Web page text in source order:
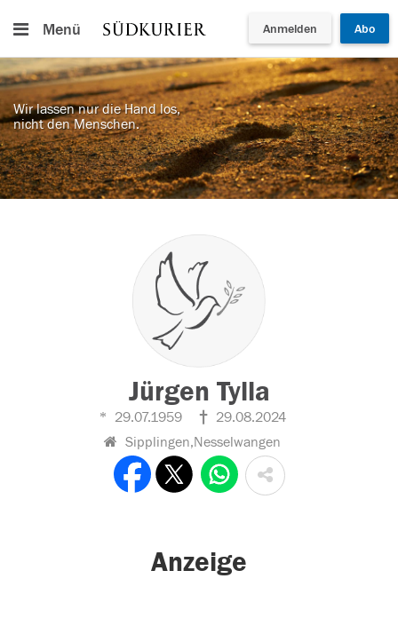
Menü Anmelden Abo
Wir lassen nur die Hand los,
nicht den Menschen.
Jürgen Tylla
29.07.1959
29.08.2024
Sipplingen,Nesselwangen
Anzeige